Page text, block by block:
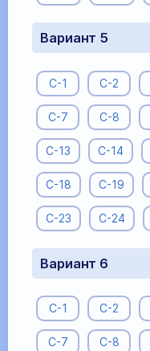
Вариант 5
С-1 С-2
С-7 С-8
С-13 С-14
С-18 С-19
С-23 С-24
Вариант 6
С-1 С-2
С-7 С-8